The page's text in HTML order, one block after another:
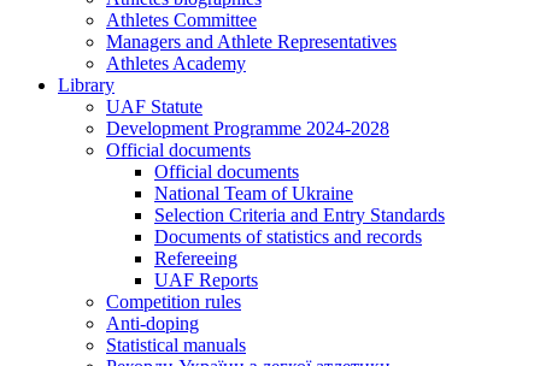
Athletes Committee
Managers and Athlete Representatives
Athletes Academy
Library
UAF Statute
Development Programme 2024-2028
Official documents
Official documents
National Team of Ukraine
Selection Criteria and Entry Standards
Documents of statistics and records
Refereeing
UAF Reports
Competition rules
Anti-doping
Statistical manuals